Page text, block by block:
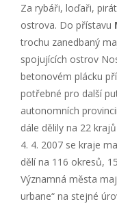
Za rybáři, loďaři,
ostrova. Do přístavu
trochu zanedbaný
spojujících ostrov
betonovém plácku
potřebné pro další
autonomních
dále dělily na 22
4. 4. 2007 se kraje
dělí na 116 okresů,
Významná města
urbane“ na stejné